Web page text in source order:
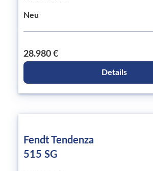
Neu
28.980 €
Details
Fendt Tendenza
515 SG